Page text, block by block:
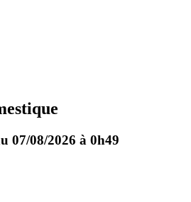
07/08/2026 à 0h49